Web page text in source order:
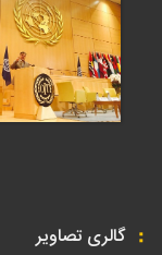
گالری تصاویر